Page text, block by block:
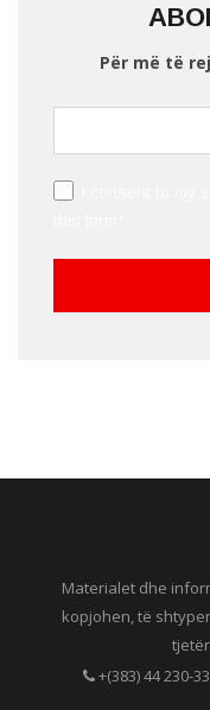
Për më të
Materialet dhe
kopjohen, të
+(383) 44 230-